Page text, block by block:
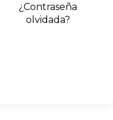
¿Contraseña
olvidada?